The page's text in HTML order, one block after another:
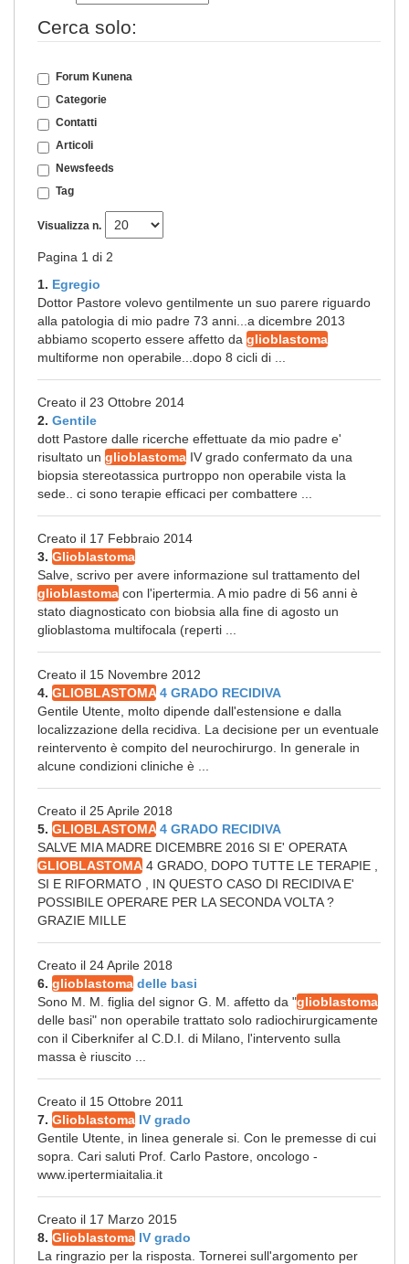
Cerca solo:
Forum Kunena
Categorie
Contatti
Articoli
Newsfeeds
Tag
Visualizza n.
Pagina 1 di 2
1. Egregio
Dottor Pastore volevo gentilmente un suo parere riguardo
alla patologia di mio padre 73 anni...a dicembre 2013
abbiamo scoperto essere affetto da glioblastoma
multiforme non operabile...dopo 8 cicli di ...
Creato il 23 Ottobre 2014
2. Gentile
dott Pastore dalle ricerche effettuate da mio padre e'
risultato un glioblastoma IV grado confermato da una
biopsia stereotassica purtroppo non operabile vista la
sede.. ci sono terapie efficaci per combattere ...
Creato il 17 Febbraio 2014
3. Glioblastoma
Salve, scrivo per avere informazione sul trattamento del
glioblastoma con l'ipertermia. A mio padre di 56 anni è
stato diagnosticato con biobsia alla fine di agosto un
glioblastoma multifocala (reperti ...
Creato il 15 Novembre 2012
4. GLIOBLASTOMA 4 GRADO RECIDIVA
Gentile Utente, molto dipende dall'estensione e dalla
localizzazione della recidiva. La decisione per un eventuale
reintervento è compito del neurochirurgo. In generale in
alcune condizioni cliniche è ...
Creato il 25 Aprile 2018
5. GLIOBLASTOMA 4 GRADO RECIDIVA
SALVE MIA MADRE DICEMBRE 2016 SI E' OPERATA
GLIOBLASTOMA 4 GRADO, DOPO TUTTE LE TERAPIE ,
SI E RIFORMATO , IN QUESTO CASO DI RECIDIVA E'
POSSIBILE OPERARE PER LA SECONDA VOLTA ?
GRAZIE MILLE
Creato il 24 Aprile 2018
6. glioblastoma delle basi
Sono M. M. figlia del signor G. M. affetto da "glioblastoma
delle basi" non operabile trattato solo radiochirurgicamente
con il Ciberknifer al C.D.I. di Milano, l'intervento sulla
massa è riuscito ...
Creato il 15 Ottobre 2011
7. Glioblastoma IV grado
Gentile Utente, in linea generale si. Con le premesse di cui
sopra. Cari saluti Prof. Carlo Pastore, oncologo -
www.ipertermiaitalia.it
Creato il 17 Marzo 2015
8. Glioblastoma IV grado
La ringrazio per la risposta. Tornerei sull'argomento per